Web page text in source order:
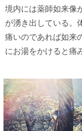
境内には薬師如来像
が湧き出している。
痛いのであれば如来
にお湯をかけると痛